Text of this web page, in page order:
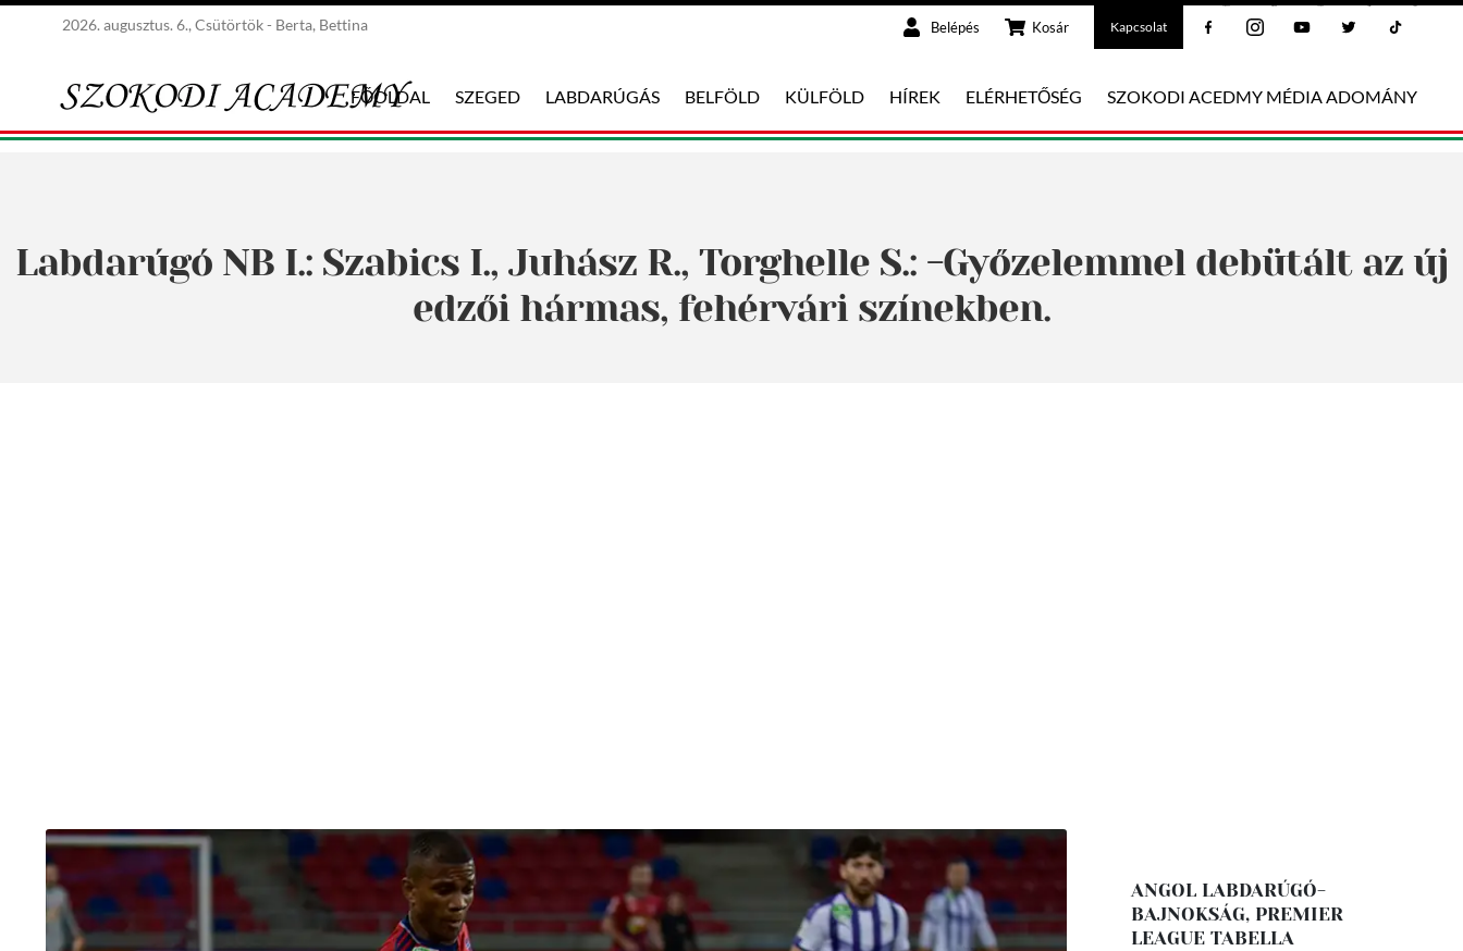
2026. augusztus. 6., Csütörtök - Berta, Bettina Belépés Kosár Kapcsolat
FŐOLDAL SZEGED LABDARÚGÁS BELFÖLD KÜLFÖLD HÍREK ELÉRHETŐSÉG SZOKODI ACEDMY MÉDIA ADOMÁNY
Labdarúgó NB I.: Szabics I., Juhász R., Torghelle S.: -Győzelemmel debütált az új
edzői hármas, fehérvári színekben.
ANGOL LABDARÚGÓ-
BAJNOKSÁG, PREMIER
LEAGUE TABELLA